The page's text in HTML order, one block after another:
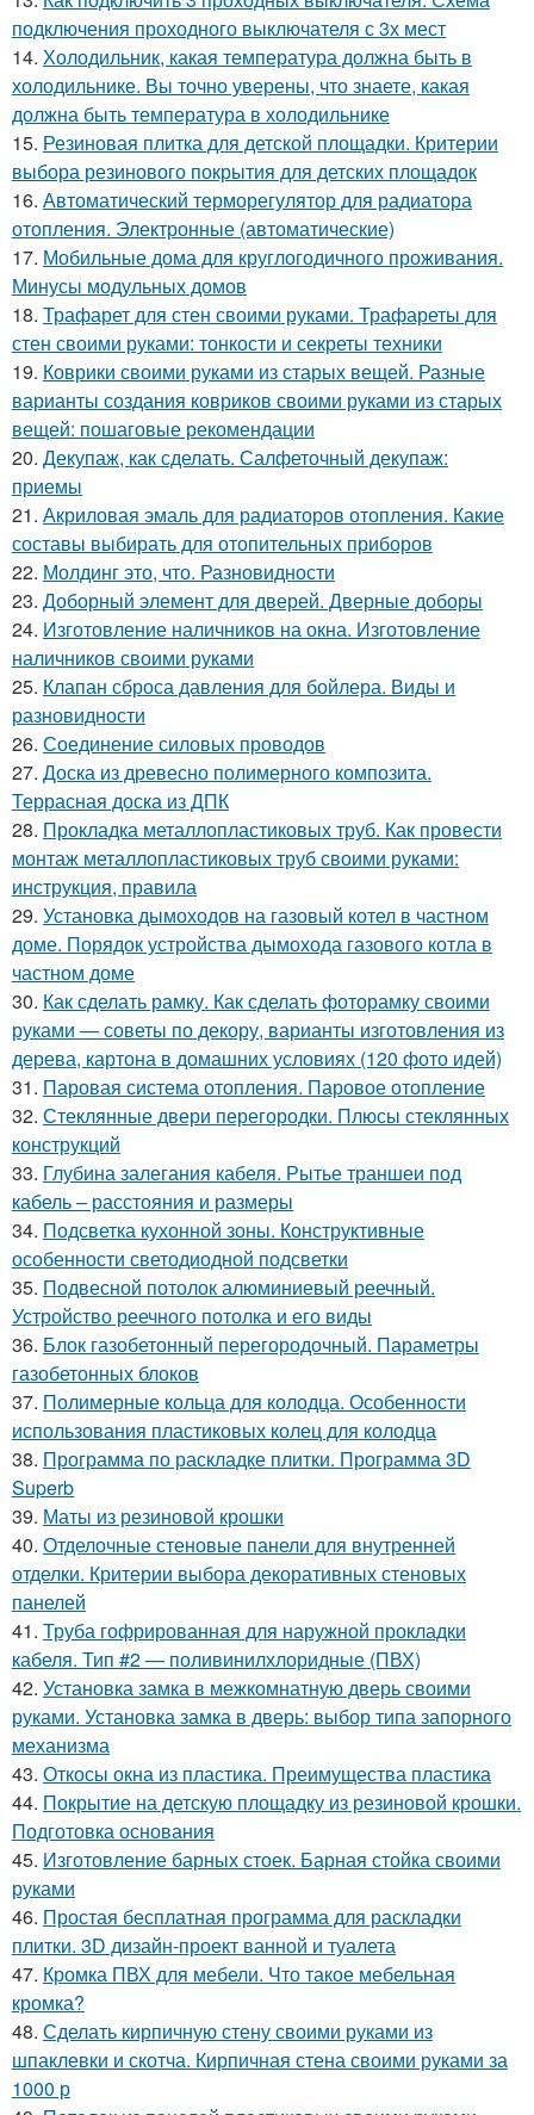
подключения проходного выключателя с 3х мест
14. Холодильник, какая температура должна быть в
холодильнике. Вы точно уверены, что знаете, какая
должна быть температура в холодильнике
15. Резиновая плитка для детской площадки. Критерии
выбора резинового покрытия для детских площадок
16. Автоматический терморегулятор для радиатора
отопления. Электронные (автоматические)
17. Мобильные дома для круглогодичного проживания.
Минусы модульных домов
18. Трафарет для стен своими руками. Трафареты для
стен своими руками: тонкости и секреты техники
19. Коврики своими руками из старых вещей. Разные
варианты создания ковриков своими руками из старых
вещей: пошаговые рекомендации
20. Декупаж, как сделать. Салфеточный декупаж:
приемы
21. Акриловая эмаль для радиаторов отопления. Какие
составы выбирать для отопительных приборов
22. Молдинг это, что. Разновидности
23. Доборный элемент для дверей. Дверные доборы
24. Изготовление наличников на окна. Изготовление
наличников своими руками
25. Клапан сброса давления для бойлера. Виды и
разновидности
26. Соединение силовых проводов
27. Доска из древесно полимерного композита.
Террасная доска из ДПК
28. Прокладка металлопластиковых труб. Как провести
монтаж металлопластиковых труб своими руками:
инструкция, правила
29. Установка дымоходов на газовый котел в частном
доме. Порядок устройства дымохода газового котла в
частном доме
30. Как сделать рамку. Как сделать фоторамку своими
руками — советы по декору, варианты изготовления из
дерева, картона в домашних условиях (120 фото идей)
31. Паровая система отопления. Паровое отопление
32. Стеклянные двери перегородки. Плюсы стеклянных
конструкций
33. Глубина залегания кабеля. Рытье траншеи под
кабель – расстояния и размеры
34. Подсветка кухонной зоны. Конструктивные
особенности светодиодной подсветки
35. Подвесной потолок алюминиевый реечный.
Устройство реечного потолка и его виды
36. Блок газобетонный перегородочный. Параметры
газобетонных блоков
37. Полимерные кольца для колодца. Особенности
использования пластиковых колец для колодца
38. Программа по раскладке плитки. Программа 3D
Superb
39. Маты из резиновой крошки
40. Отделочные стеновые панели для внутренней
отделки. Критерии выбора декоративных стеновых
панелей
41. Труба гофрированная для наружной прокладки
кабеля. Тип #2 — поливинилхлоридные (ПВХ)
42. Установка замка в межкомнатную дверь своими
руками. Установка замка в дверь: выбор типа запорного
механизма
43. Откосы окна из пластика. Преимущества пластика
44. Покрытие на детскую площадку из резиновой крошки.
Подготовка основания
45. Изготовление барных стоек. Барная стойка своими
руками
46. Простая бесплатная программа для раскладки
плитки. 3D дизайн-проект ванной и туалета
47. Кромка ПВХ для мебели. Что такое мебельная
кромка?
48. Сделать кирпичную стену своими руками из
шпаклевки и скотча. Кирпичная стена своими руками за
1000 р